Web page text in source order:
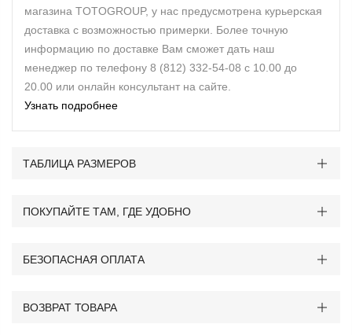
магазина TOTOGROUP, у нас предусмотрена курьерская
доставка с возможностью примерки. Более точную
информацию по доставке Вам сможет дать наш
менеджер по телефону 8 (812) 332-54-08 с 10.00 до
20.00 или онлайн консультант на сайте.
Узнать подробнее
ТАБЛИЦА РАЗМЕРОВ
ПОКУПАЙТЕ ТАМ, ГДЕ УДОБНО
БЕЗОПАСНАЯ ОПЛАТА
ВОЗВРАТ ТОВАРА